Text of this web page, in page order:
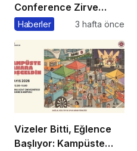
Conference Zirve
Başkanı’ndan Önemli
Haberler 3 hafta önce
Vizeler Bitti, Eğlence
Başlıyor: Kampüste